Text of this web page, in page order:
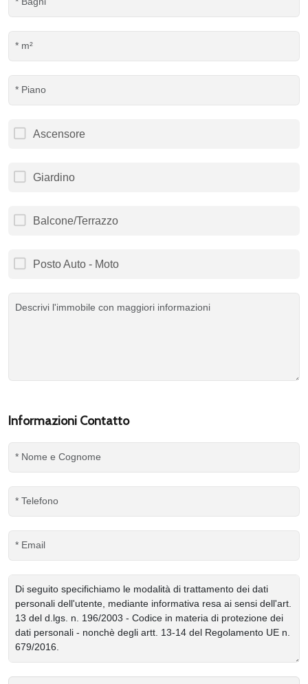
Ascensore
Giardino
Balcone/Terrazzo
Posto Auto - Moto
Informazioni Contatto